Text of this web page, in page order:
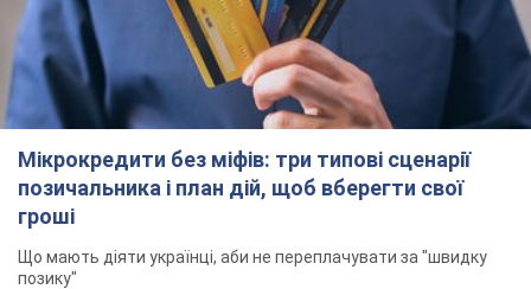
Мікрокредити без міфів: три типові сценарії
позичальника і план дій, щоб вберегти свої
гроші
Що мають діяти українці, аби не переплачувати за "швидку
позику"